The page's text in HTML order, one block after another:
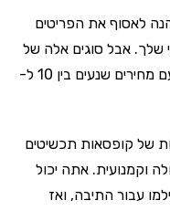
לאסוף את הפריטים
שלך. אבל סוגים אלה של
קופסאות תכשיטים יכולים להיות יקרים, עם מחירים שנעים בין 10 ל-
של קופסאות תכשיטים
וקמנועית. אתה יכול
עבור התיבה, ואז